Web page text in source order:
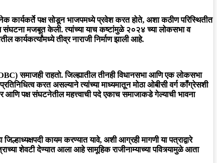
कार्यकर्ते पक्ष सोडून भाजपमध्ये प्रवेश करत होते, अशा कठीण परिस्थितीत
संघटना मजबूत केली. त्यांच्या याच कष्टांमुळे २०२४ च्या लोकसभा व
तीव्र नाराजी निर्माण झाली आहे.
समाजही राहतो. जिल्ह्यातील तीनही विधानसभा आणि एक लोकसभा
करत असल्याने त्यांच्या माध्यमातून मोठा ओबीसी वर्ग काँग्रेसशी
आणि पक्ष संघटनेतील महत्त्वाची पदे एकाच समाजाकडे गेल्याची भावना
कायम करण्यात यावे, अशी आग्रही मागणी या पत्राद्वारे
शेवटी देण्यात आला आहे सामूहिक राजीनाम्याच्या पवित्र्यामुळे आता